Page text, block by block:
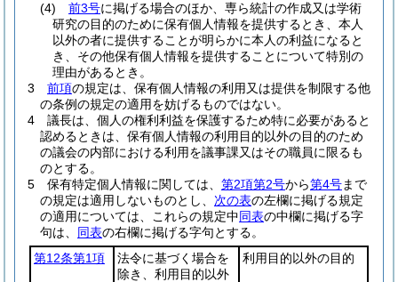
(4)
前3号に掲げる場合のほか、専ら統計の作成又は学術
研究の目的のために保有個人情報を提供するとき、本人
以外の者に提供することが明らかに本人の利益になると
き、その他保有個人情報を提供することについて特別の
理由があるとき。
3
前項の規定は、保有個人情報の利用又は提供を制限する他
の条例の規定の適用を妨げるものではない。
4
議長は、個人の権利利益を保護するため特に必要があると
認めるときは、保有個人情報の利用目的以外の目的のため
の議会の内部における利用を議事課又はその職員に限るも
のとする。
5
保有特定個人情報に関しては、 第2項第2号から第4号まで
の規定は適用しないものとし、 次の表の左欄に掲げる規定
の適用については、これらの規定中同表の中欄に掲げる字
句は、 同表の右欄に掲げる字句とする。
第12条第1項
法令に基づく場合を
除き、利用目的以外
利用目的以外の目的